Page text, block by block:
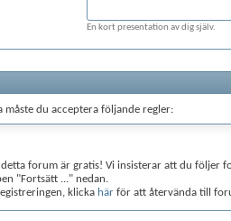
En kort presentation av dig själv.
du acceptera följande regler:
forum är gratis! Vi insisterar att du följer
"Fortsätt ..." nedan.
klicka här för att återvända till